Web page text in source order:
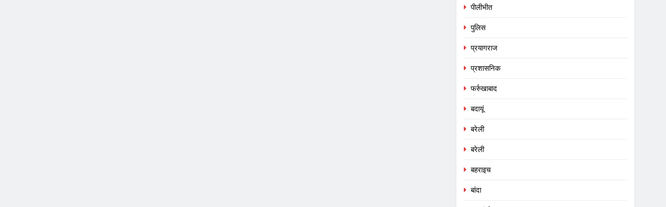
पीलीभीत
पुलिस
प्रयागराज
प्रशासनिक
फर्रुखाबाद
बदायूं
बरेली
बरेली
बहराइच
बांदा